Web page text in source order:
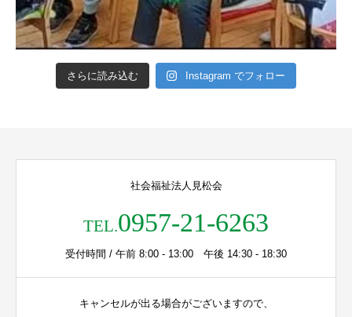
さらに読み込む Instagram でフォロー
社会福祉法人見松会
TEL.0957-21-6263
受付時間 / 午前 8:00 - 13:00 午後 14:30 - 18:30
キャンセルが出る場合がございますので、